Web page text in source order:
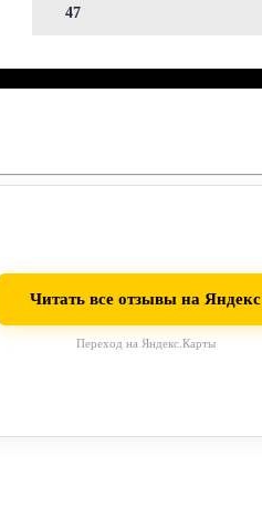
47
Читать все отзывы на Яндекс
Переход на Яндекс.Карты